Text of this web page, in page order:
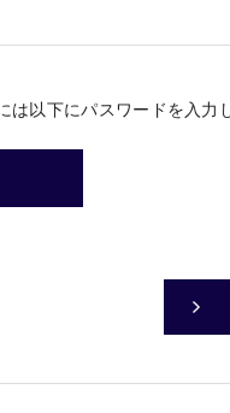
以下にパスワードを入力